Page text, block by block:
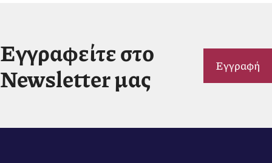
Εγγραφείτε στο
Newsletter μας
Εγγραφή